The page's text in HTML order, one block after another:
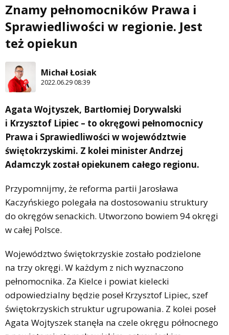
Znamy pełnomocników Prawa i
Sprawiedliwości w regionie. Jest
też opiekun
Michał Łosiak
2022.06.29 08:39
Agata Wojtyszek, Bartłomiej Dorywalski
i Krzysztof Lipiec – to okręgowi pełnomocnicy
Prawa i Sprawiedliwości w województwie
świętokrzyskimi. Z kolei minister Andrzej
Adamczyk został opiekunem całego regionu.
Przypomnijmy, że reforma partii Jarosława
Kaczyńskiego polegała na dostosowaniu struktury
do okręgów senackich. Utworzono bowiem 94 okręgi
w całej Polsce.
Województwo świętokrzyskie zostało podzielone
na trzy okręgi. W każdym z nich wyznaczono
pełnomocnika. Za Kielce i powiat kielecki
odpowiedzialny będzie poseł Krzysztof Lipiec, szef
świętokrzyskich struktur ugrupowania. Z kolei poseł
Agata Wojtyszek stanęła na czele okręgu północnego